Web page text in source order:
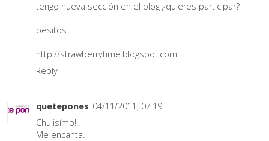
tengo nueva sección en el blog ¿quieres participar?
besitos
http://strawberrytime.blogspot.com
Reply
quetepones 04/11/2011, 07:19
Chulisímo!!!
Me encanta.